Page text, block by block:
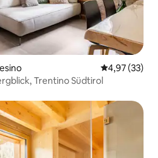
4,97 (33)
Trentino Südtirol